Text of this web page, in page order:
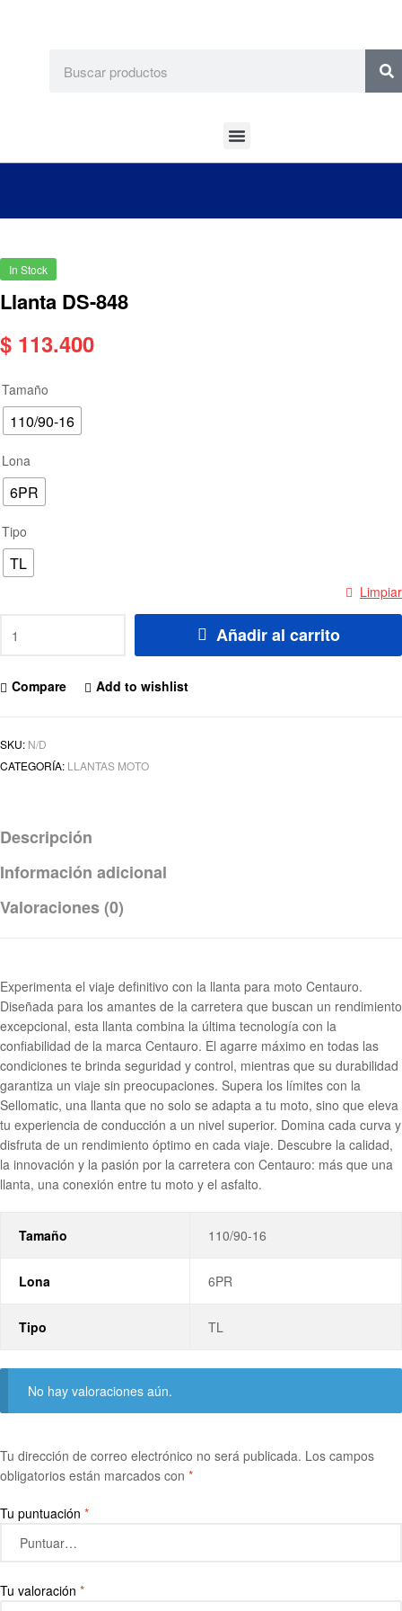
In Stock
Llanta DS-848
$ 113.400
Tamaño
110/90-16
Lona
6PR
Tipo
TL
Limpiar
Añadir al carrito
Compare Add to wishlist
SKU: N/D
CATEGORÍA: LLANTAS MOTO
Descripción
Información adicional
Valoraciones (0)
Experimenta el viaje definitivo con la llanta para moto Centauro.
Diseñada para los amantes de la carretera que buscan un rendimiento
excepcional, esta llanta combina la última tecnología con la
confiabilidad de la marca Centauro. El agarre máximo en todas las
condiciones te brinda seguridad y control, mientras que su durabilidad
garantiza un viaje sin preocupaciones. Supera los límites con la
Sellomatic, una llanta que no solo se adapta a tu moto, sino que eleva
tu experiencia de conducción a un nivel superior. Domina cada curva y
disfruta de un rendimiento óptimo en cada viaje. Descubre la calidad,
la innovación y la pasión por la carretera con Centauro: más que una
llanta, una conexión entre tu moto y el asfalto.
Tamaño 110/90-16
Lona 6PR
Tipo TL
No hay valoraciones aún.
Tu dirección de correo electrónico no será publicada. Los campos
obligatorios están marcados con *
Tu puntuación *
Tu valoración *